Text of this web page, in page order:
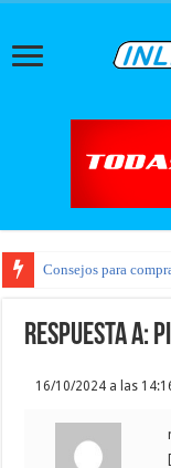
Consejos para
Respuesta a:
16/10/2024 a las